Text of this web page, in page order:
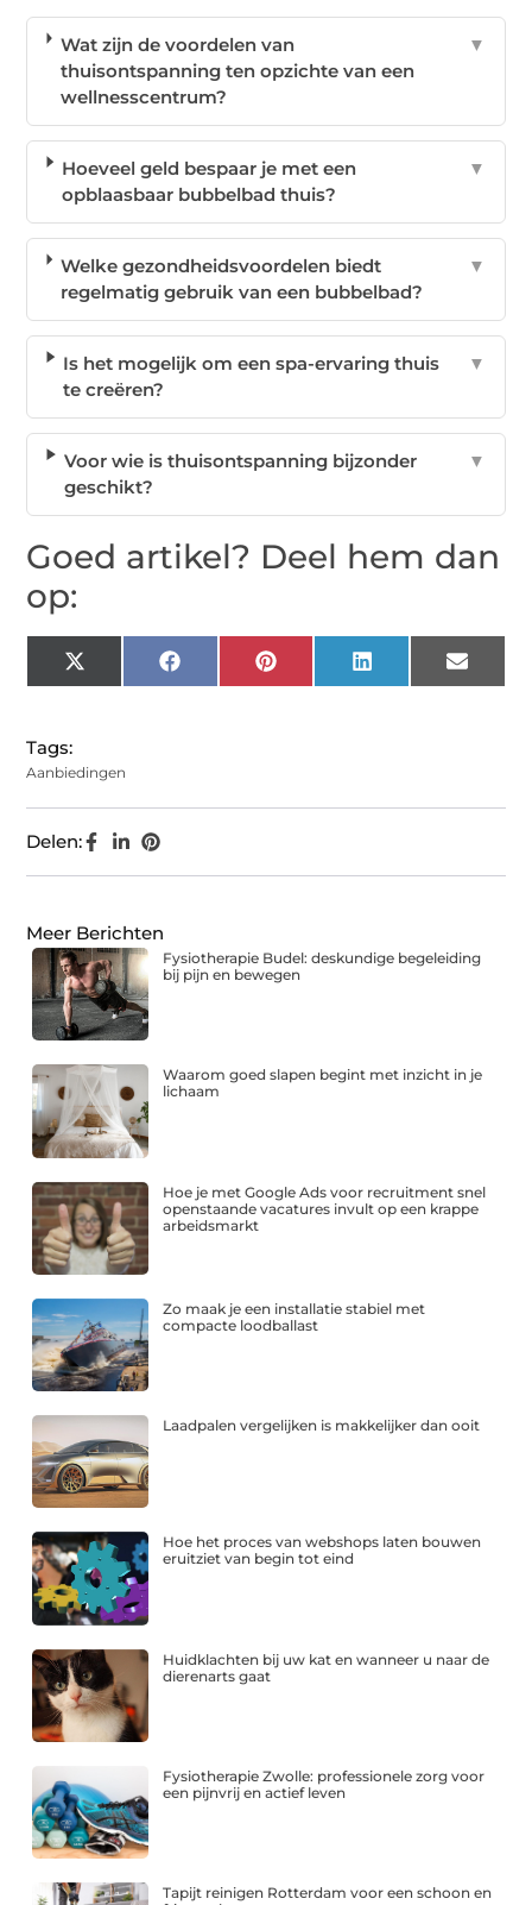
Wat zijn de voordelen van
thuisontspanning ten opzichte van een
wellnesscentrum?
▼
Hoeveel geld bespaar je met een
opblaasbaar bubbelbad thuis?
▼
Welke gezondheidsvoordelen biedt
regelmatig gebruik van een bubbelbad?
▼
Is het mogelijk om een spa-ervaring thuis
te creëren?
▼
Voor wie is thuisontspanning bijzonder
geschikt?
▼
Goed artikel? Deel hem dan
op:
X
(Twitter)
Facebook Pinterest LinkedIn Email
Tags:
Aanbiedingen
Delen:
Meer Berichten
Fysiotherapie Budel: deskundige begeleiding
bij pijn en bewegen
Waarom goed slapen begint met inzicht in je
lichaam
Hoe je met Google Ads voor recruitment snel
openstaande vacatures invult op een krappe
arbeidsmarkt
Zo maak je een installatie stabiel met
compacte loodballast
Laadpalen vergelijken is makkelijker dan ooit
Hoe het proces van webshops laten bouwen
eruitziet van begin tot eind
Huidklachten bij uw kat en wanneer u naar de
dierenarts gaat
Fysiotherapie Zwolle: professionele zorg voor
een pijnvrij en actief leven
Tapijt reinigen Rotterdam voor een schoon en